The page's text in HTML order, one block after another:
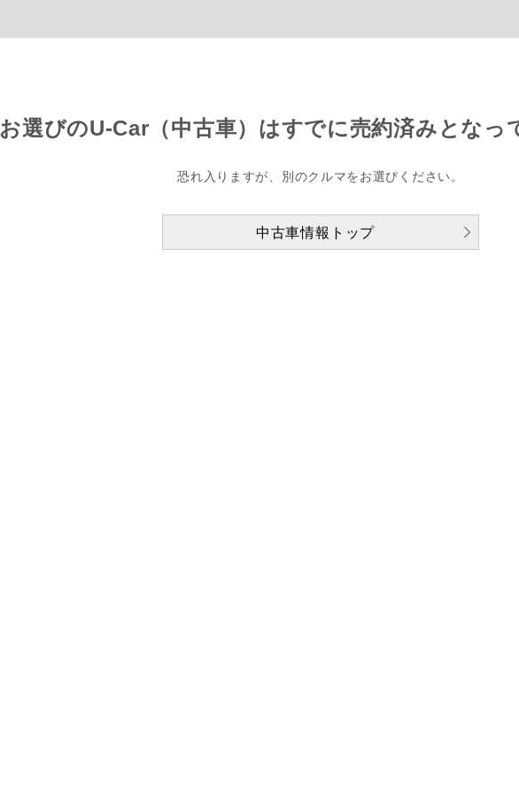
お選びのU-Car（中古車）はすでに売約済みとなっ
恐れ入りますが、別のクルマをお選びください。
中古車情報トップ